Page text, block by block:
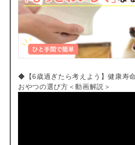
◆【6歳過ぎたら考えよう】健康寿
おやつの選び方＜動画解説＞